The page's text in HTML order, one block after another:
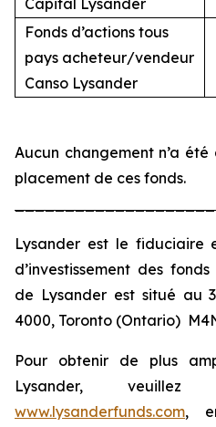
Capital Lysander
Fonds d’actions tous
pays acheteur/vendeur
Canso Lysander
Aucun changement n’a
placement de ces fonds.
Lysander est le fiduciaire
d’investissement des
de Lysander est situé au
4000, Toronto (Ontario)
Pour obtenir de plus
Lysander,
www.lysanderfunds.com,